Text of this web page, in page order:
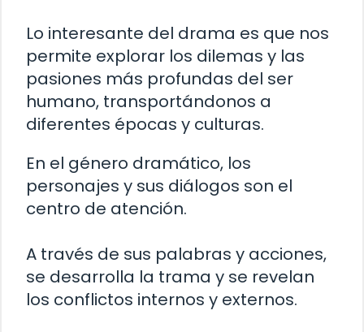
Lo interesante del drama es que nos
permite explorar los dilemas y las
pasiones más profundas del ser
humano, transportándonos a
diferentes épocas y culturas.
En el género dramático, los
personajes y sus diálogos son el
centro de atención.
A través de sus palabras y acciones,
se desarrolla la trama y se revelan
los conflictos internos y externos.